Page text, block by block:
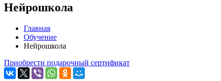
Нейрошкола
Главная
Обучение
Нейрошкола
Приобреcти подарочный сертификат